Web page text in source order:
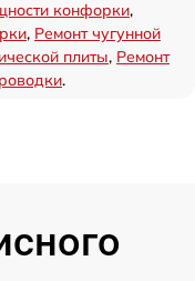
конфорки,
, Ремонт чугунной
плиты, Ремонт
.